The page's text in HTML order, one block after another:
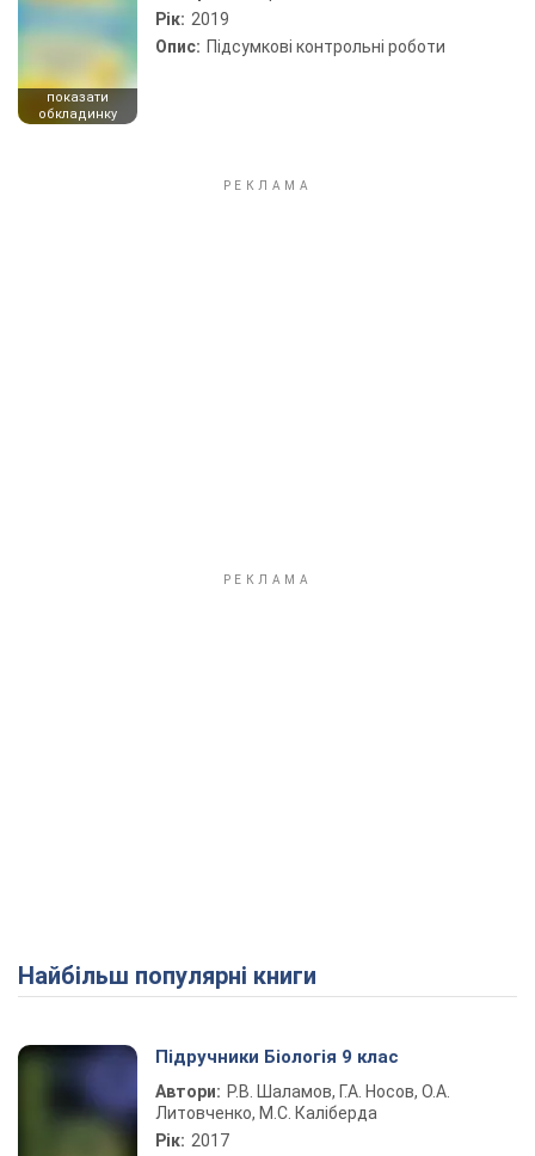
показати
обкладинку
Рік: 2019
Опис: Підсумкові контрольні роботи
Найбільш популярні книги
Підручники Біологія 9 клас
Автори: Р.В. Шаламов, Г.А. Носов, О.А.
Литовченко, М.С. Каліберда
Рік: 2017